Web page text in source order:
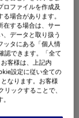
大道物資ビル屋上
1日より点灯いたし
経済拠点で、昨年
して指定され、通
政策が展開されて
ロファイルを作成及
場合があります。
在する場合は、サー
、データと取り扱う
ッタにある「個人情
認できます。「全て
客様は、上記内
設定に従い全ての
なります。お客様
ックすることで、